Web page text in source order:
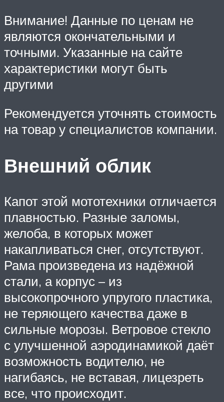
Внимание! Данные по ценам не
являются окончательными и
точными. Указанные на сайте
характеристики могут быть
другими
Рекомендуется уточнять стоимость
на товар у специалистов компании.
Внешний облик
Капот этой мототехники отличается
плавностью. Разные заломы,
желоба, в которых может
накапливаться снег, отсутствуют.
Рама произведена из надёжной
стали, а корпус – из
высокопрочного упругого пластика,
не теряющего качества даже в
сильные морозы. Ветровое стекло
с улучшенной аэродинамикой даёт
возможность водителю, не
нагибаясь, не вставая, лицезреть
все, что происходит.